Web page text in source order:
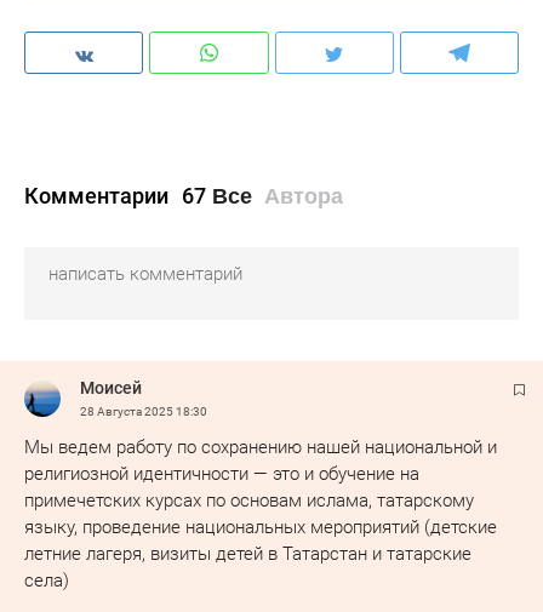
Комментарии 67 Все Автора
Моисей
28 Августа 202518:30
Мы ведем работу по сохранению нашей национальной и
религиозной идентичности — это и обучение на
примечетских курсах по основам ислама, татарскому
языку, проведение национальных мероприятий (детские
летние лагеря, визиты детей в Татарстан и татарские
села)